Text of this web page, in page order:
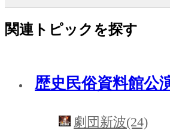
関連トピックを探す
歴史民俗資料館公
劇団新波(24)